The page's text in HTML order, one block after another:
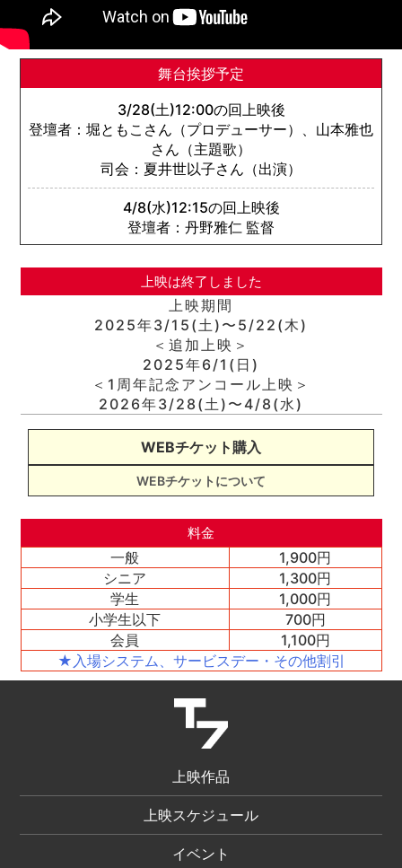
舞台挨拶予定
3/28(土)12:00の回上映後
登壇者：堀ともこさん（プロデューサー）、山本雅也
さん（主題歌）
司会：夏井世以子さん（出演）
4/8(水)12:15の回上映後
登壇者：丹野雅仁 監督
上映は終了しました
上映期間
2025年3/15(土)〜5/22(木)
＜追加上映＞
2025年6/1(日)
＜1周年記念アンコール上映＞
2026年3/28(土)〜4/8(水)
WEBチケット購入
WEBチケットについて
料金
一般
1,900円
シニア
1,300円
学生
1,000円
小学生以下
700円
会員
1,100円
★入場システム、サービスデー・その他割引
上映作品
上映スケジュール
イベント